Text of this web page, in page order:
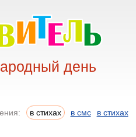
день
в стихах в смс в стихах